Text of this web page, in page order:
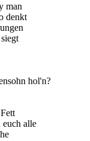
man
denkt
hol'n?
alle